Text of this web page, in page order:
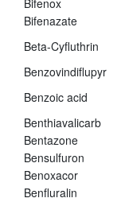
Bifenox
Bifenazate
Beta-Cyfluthrin
Benzovindiflupyr
Benzoic acid
Benthiavalicarb
Bentazone
Bensulfuron
Benoxacor
Benfluralin